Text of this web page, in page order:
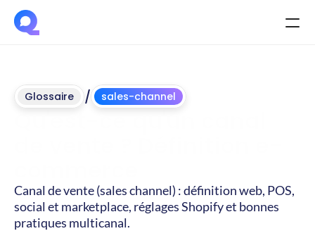
Glossaire / sales-channel
Canal de vente (sales channel) : définition web, POS,
social et marketplace, réglages Shopify et bonnes
pratiques multicanal.